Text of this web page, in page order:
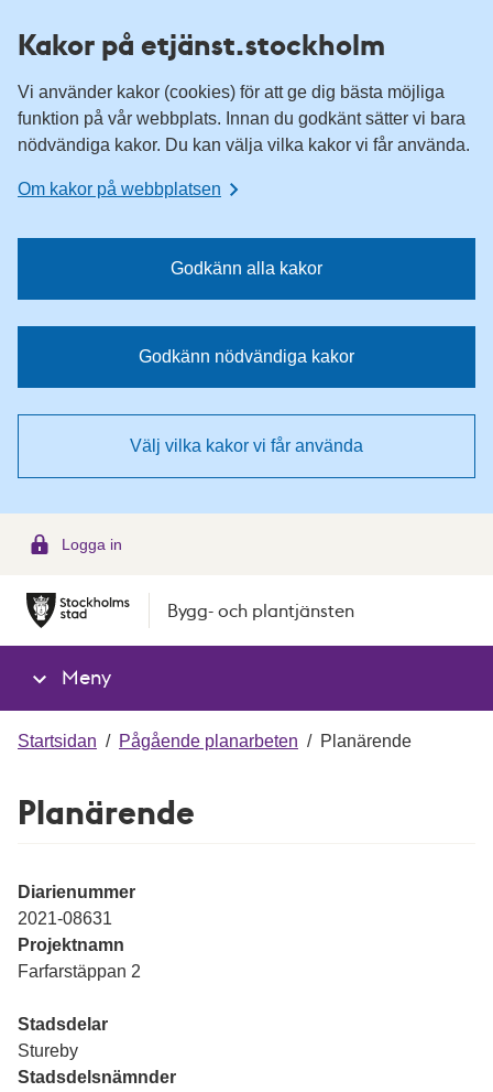
Kakor på etjänst.stockholm
Vi använder kakor (cookies) för att ge dig bästa möjliga
funktion på vår webbplats. Innan du godkänt sätter vi bara
nödvändiga kakor. Du kan välja vilka kakor vi får använda.
Om kakor på webbplatsen
Godkänn alla kakor
Godkänn nödvändiga kakor
Välj vilka kakor vi får använda
Logga in
Bygg- och plantjänsten
Meny
Startsidan / Pågående planarbeten / Planärende
Planärende
Diarienummer
2021-08631
Projektnamn
Farfarstäppan 2
Stadsdelar
Stureby
Stadsdelsnämnder